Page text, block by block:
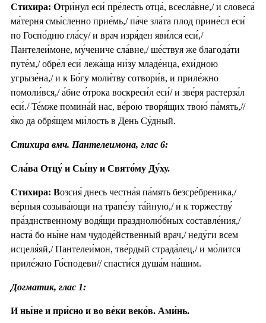
Стихира: Отри́нул еси́ пре́лесть отца́, всесла́вне,/ и словеса́
ма́терня смы́сленно прие́мь,/ па́че зла́та плод прине́сл еси́
по Госпо́дню гла́су/ и врач изря́ден яви́лся еси́,/
Пантелеи́моне, му́чениче сла́вне,/ ше́ствуя же благода́ти
путе́м,/ обре́л еси́ лежа́ща ни́зу младе́нца, ехи́дною
угрызе́на,/ и к Бо́гу моли́тву сотвори́в, и приле́жно
помоли́вся,/ а́бие о́трока воскреси́л еси́/ и зве́ря растерза́л
еси́./ Те́мже помина́й нас, ве́рою творя́щих твою́ па́мять,//
я́ко да обря́щем ми́лость в День Су́дный.
Стихира вмч. Пантелеимона, глас 6:
Сла́ва Отцу́ и Сы́ну и Свято́му Ду́ху.
Стихира: Возсия́ днесь честна́я па́мять безсре́бреника,/
ве́рныя созыва́ющи на трапе́зу та́йную,/ и к торжеству́
пра́зднственному водя́щи празднолю́бных составле́ния,/
наста́ бо ны́не нам чудоде́йственный врач,/ неду́ги всем
исцеля́яй,/ Пантелеи́мон, тве́рдый страда́лец,/ и мо́лится
приле́жно Го́сподеви// спасти́ся душа́м на́шим.
Догматик, глас 1:
И ны́не и при́сно и во ве́ки веко́в. Ами́нь.